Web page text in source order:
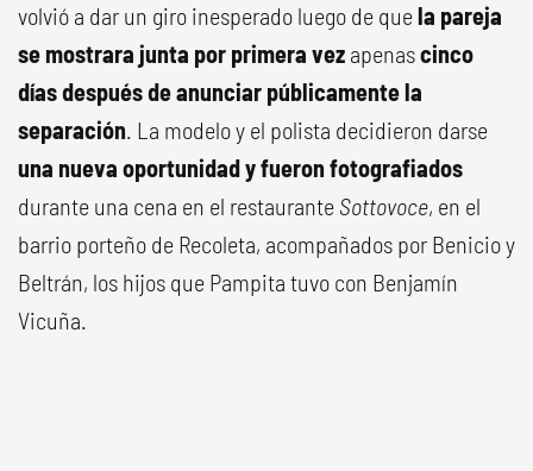
volvió a dar un giro inesperado luego de quela pareja
se mostrara junta por primera vez apenascinco
días después de anunciar públicamente la
separación. La modelo y el polista decidieron darse
una nueva oportunidad y fueron fotografiados
durante una cena en el restaurante Sottovoce, en el
barrio porteño de Recoleta, acompañados por Benicio y
Beltrán, los hijos que Pampita tuvo con Benjamín
Vicuña.